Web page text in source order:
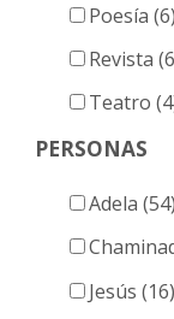
Poesía (6)
Revista
Teatro
PERSONAS
Adela (54)
Jesús (16)